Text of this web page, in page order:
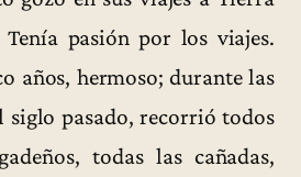
pasión por los viajes.
años, hermoso; durante las
siglo pasado, recorrió todos
todas las cañadas,